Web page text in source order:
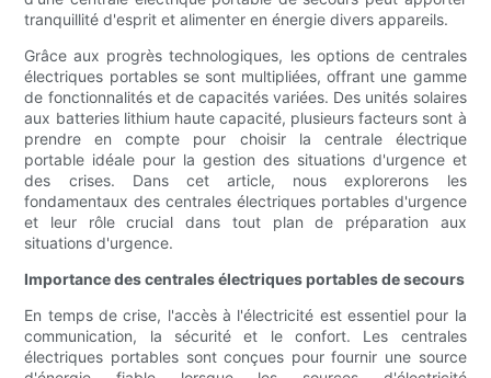
tranquillité d'esprit et alimenter en énergie divers appareils.
Grâce aux progrès technologiques, les options de centrales
électriques portables se sont multipliées, offrant une gamme
de fonctionnalités et de capacités variées. Des unités solaires
aux batteries lithium haute capacité, plusieurs facteurs sont à
prendre en compte pour choisir la centrale électrique
portable idéale pour la gestion des situations d'urgence et
des crises. Dans cet article, nous explorerons les
fondamentaux des centrales électriques portables d'urgence
et leur rôle crucial dans tout plan de préparation aux
situations d'urgence.
Importance des centrales électriques portables de secours
En temps de crise, l'accès à l'électricité est essentiel pour la
communication, la sécurité et le confort. Les centrales
électriques portables sont conçues pour fournir une source